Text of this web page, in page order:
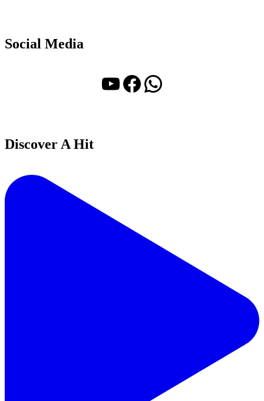
Social Media
YouTube
Facebook
WhatsApp
Discover A Hit